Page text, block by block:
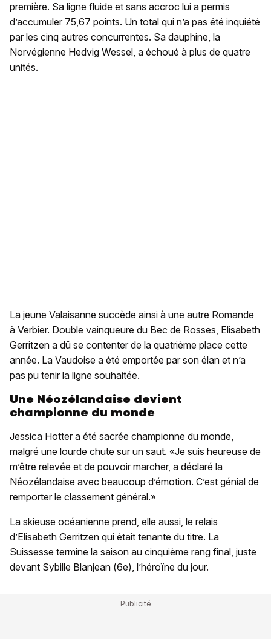
première. Sa ligne fluide et sans accroc lui a permis
d’accumuler 75,67 points. Un total qui n’a pas été inquiété
par les cinq autres concurrentes. Sa dauphine, la
Norvégienne Hedvig Wessel, a échoué à plus de quatre
unités.
La jeune Valaisanne succède ainsi à une autre Romande
à Verbier. Double vainqueure du Bec de Rosses, Elisabeth
Gerritzen a dû se contenter de la quatrième place cette
année. La Vaudoise a été emportée par son élan et n’a
pas pu tenir la ligne souhaitée.
Une Néozélandaise devient
championne du monde
Jessica Hotter a été sacrée championne du monde,
malgré une lourde chute sur un saut. «Je suis heureuse de
m’être relevée et de pouvoir marcher, a déclaré la
Néozélandaise avec beaucoup d’émotion. C’est génial de
remporter le classement général.»
La skieuse océanienne prend, elle aussi, le relais
d’Elisabeth Gerritzen qui était tenante du titre. La
Suissesse termine la saison au cinquième rang final, juste
devant Sybille Blanjean (6e), l’héroïne du jour.